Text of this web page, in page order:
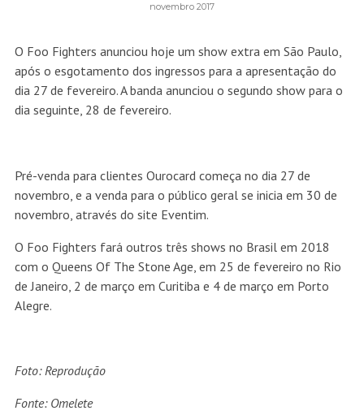
novembro 2017
O Foo Fighters anunciou hoje um show extra em São Paulo,
após o esgotamento dos ingressos para a apresentação do
dia 27 de fevereiro. A banda anunciou o segundo show para o
dia seguinte, 28 de fevereiro.
Pré-venda para clientes Ourocard começa no dia 27 de
novembro, e a venda para o público geral se inicia em 30 de
novembro, através do site Eventim.
O Foo Fighters fará outros três shows no Brasil em 2018
com o Queens Of The Stone Age, em 25 de fevereiro no Rio
de Janeiro, 2 de março em Curitiba e 4 de março em Porto
Alegre.
Foto: Reprodução
Fonte: Omelete